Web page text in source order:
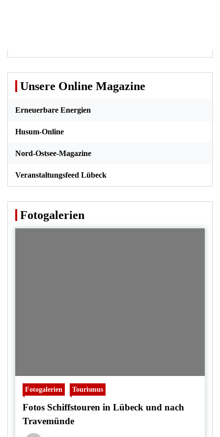
Unsere Online Magazine
Erneuerbare Energien
Husum-Online
Nord-Ostsee-Magazine
Veranstaltungsfeed Lübeck
Fotogalerien
Fotogalerien Tourismus
Fotos Schiffstouren in Lübeck und nach
Travemünde